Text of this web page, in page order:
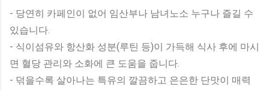
- 당연히 카페인이 없어 임산부나 남녀노소 누구나 즐길 수
있습니다.
- 식이섬유와 항산화 성분(루틴 등)이 가득해 식사 후에 마시
면 혈당 관리와 소화에 큰 도움을 줍니다.
- 덖을수록 살아나는 특유의 깔끔하고 은은한 단맛이 매력